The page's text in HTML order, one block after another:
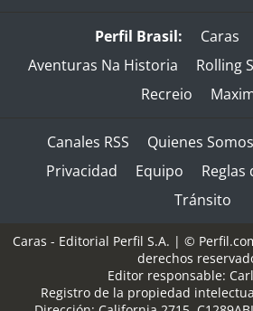
Perfil Brasil: Caras
Aventuras Na Historia
Rolling
Recreio
Canales RSS Quienes Somos
Privacidad
Equipo
Tránsito
Caras - Editorial Perfil S.A. | ©
derechos
Editor responsable:
Registro de la propiedad